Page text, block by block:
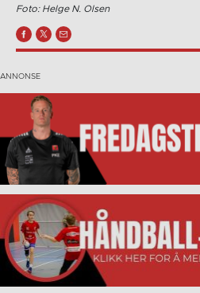
Foto: Helge N. Olsen